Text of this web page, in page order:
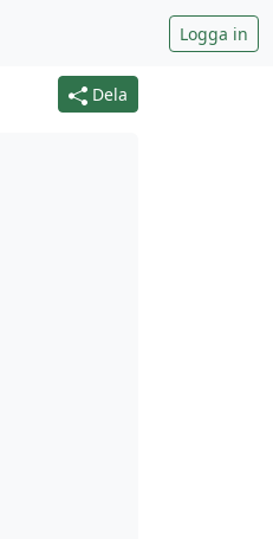
Logga in
Dela